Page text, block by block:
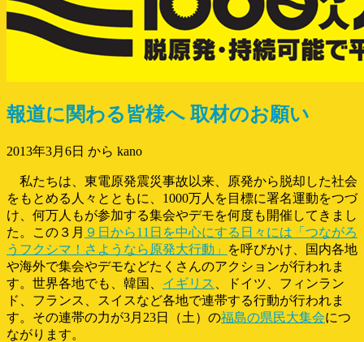
報道に関わる皆様へ 取材のお願い
2013年3月6日 から kano
私たちは、東電原発震災事故以来、原発から脱却した社会
をもとめる人々とともに、1000万人を目標に署名運動をつづ
け、何万人もが参加する集会やデモを何度も開催してきまし
た。この３月 ９日から11日を中心にする日々には「つながろ
うフクシマ！さようなら原発大行動」
を呼びかけ、国内各地
や海外で集会やデモなどたくさんのアクションが行われま
す。世界各地でも、韓国、 イギリス
、ドイツ、フィンラン
ド、フランス、スイスなど各地で連帯する行動が行われま
す。その連帯の力が3月23日（土）の福島の県民大集会につ
ながります。